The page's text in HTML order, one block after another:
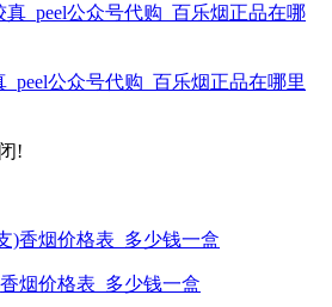
公众号代购_百乐烟正品在哪里
!
烟价格表_多少钱一盒